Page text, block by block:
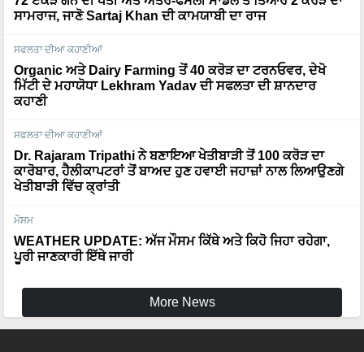
ਸਫਲਤਾ ਦੀਆ ਕਹਾਣੀਆਂ
Organic ਅਤੇ Dairy Farming ਤੋਂ 40 ਕਰੋੜ ਦਾ ਟਰਨਓਵਰ, ਦੇਖੋ
ਮਿੱਟੀ ਦੇ ਮਹਾਯੋਧਾ Lekhram Yadav ਦੀ ਸਫਲਤਾ ਦੀ ਸ਼ਾਨਦਾਰ
ਕਹਾਣੀ
Dr. Rajaram Tripathi ਨੇ ਬਣਾਇਆ ਖੇਤੀਬਾੜੀ ਤੋਂ 100 ਕਰੋੜ ਦਾ
ਕਾਰੋਬਾਰ, ਹੈਲੀਕਾਪਟਰਾਂ ਤੋਂ ਬਾਅਦ ਹੁਣ ਹਵਾਈ ਜਹਾਜ਼ਾਂ ਨਾਲ ਲਿਆਉਣਗੇ
ਖੇਤੀਬਾੜੀ ਵਿੱਚ ਕ੍ਰਾਂਤੀ
WEATHER UPDATE: ਅੱਜ ਮੌਸਮ ਕਿੱਥੇ ਅਤੇ ਕਿਹੋ ਜਿਹਾ ਰਹੇਗਾ,